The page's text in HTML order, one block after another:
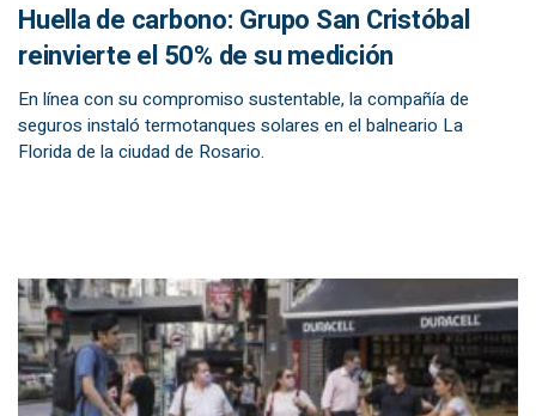
Huella de carbono: Grupo San Cristóbal
reinvierte el 50% de su medición
En línea con su compromiso sustentable, la compañía de
seguros instaló termotanques solares en el balneario La
Florida de la ciudad de Rosario.